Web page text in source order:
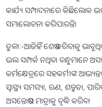
କାର୍ଯ୍ୟ ସମ୍ପାଦନାରେ
ସମାଲୋଚନା କରିପାରନ୍ତି।
ତୁଳା:-ଆଜିହିଁ ଶେଷ କରିବାକୁ
ଭଲ ସମ୍ପର୍କ ନଥିବା ବନ୍ଧୁମାନେ
କର୍ମକ୍ଷେତ୍ରରେ ସହକର୍ମୀଙ୍କ
ସ୍ବାସ୍ଥ୍ୟ ସମସ୍ୟା, ଋଣ, ଶତ୍ରୁତା,
ଅସନ୍ତୋଷର ମାତ୍ରାକୁ ବୃଦ୍ଧି କରିବ।